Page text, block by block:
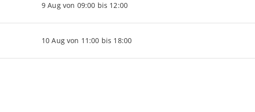
9 Aug von 09:00 bis 12:00
10 Aug von 11:00 bis 18:00